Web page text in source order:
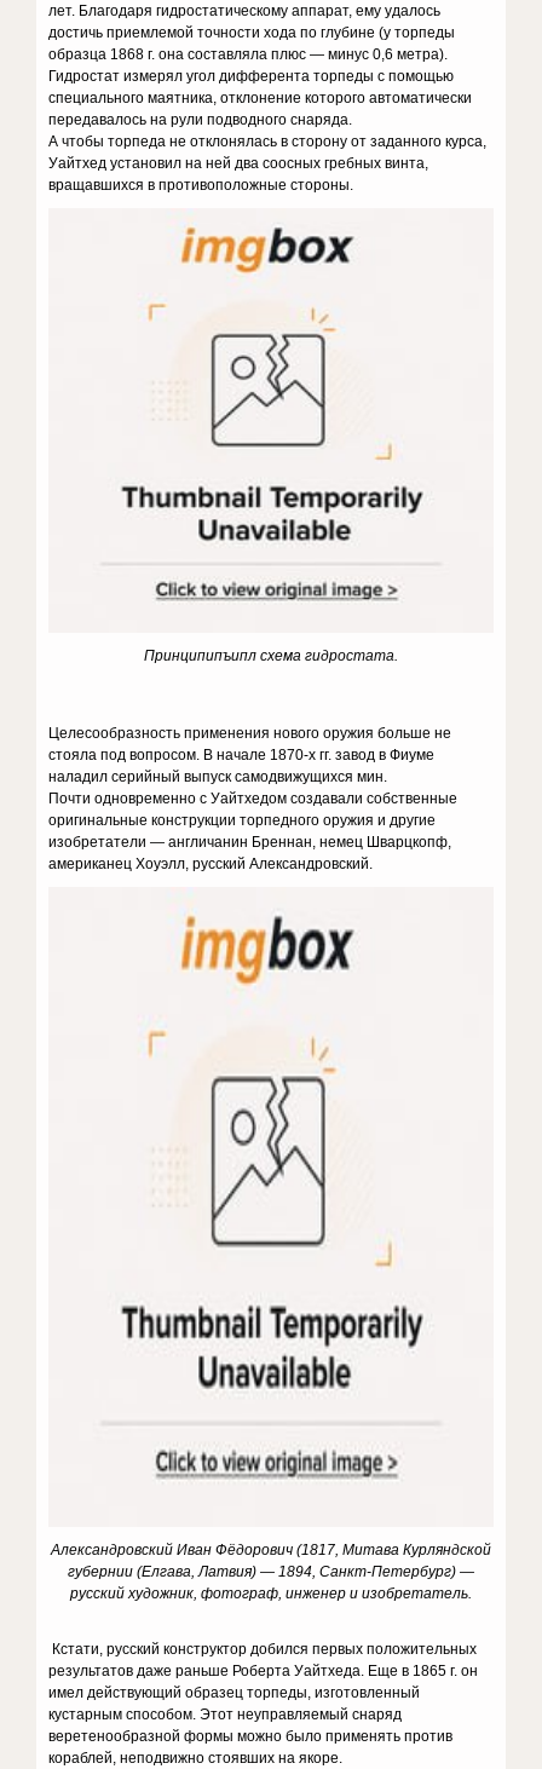
лет. Благодаря гидростатическому аппарат, ему удалось
достичь приемлемой точности хода по глубине (у торпеды
образца 1868 г. она составляла плюс — минус 0,6 метра).
Гидростат измерял угол дифферента торпеды с помощью
специального маятника, отклонение которого автоматически
передавалось на рули подводного снаряда.
А чтобы торпеда не отклонялась в сторону от заданного курса,
Уайтхед установил на ней два соосных гребных винта,
вращавшихся в противоположные стороны.
Принципипъипл схема гидростата.
Целесообразность применения нового оружия больше не
стояла под вопросом. В начале 1870-х гг. завод в Фиуме
наладил серийный выпуск самодвижущихся мин.
Почти одновременно с Уайтхедом создавали собственные
оригинальные конструкции торпедного оружия и другие
изобретатели — англичанин Бреннан, немец Шварцкопф,
американец Хоуэлл, русский Александровский.
Александровский Иван Фёдорович (1817, Митава Курляндской
губернии (Елгава, Латвия) — 1894, Санкт-Петербург) —
русский художник, фотограф, инженер и изобретатель.
Кстати, русский конструктор добился первых положительных
результатов даже раньше Роберта Уайтхеда. Еще в 1865 г. он
имел действующий образец торпеды, изготовленный
кустарным способом. Этот неуправляемый снаряд
веретенообразной формы можно было применять против
кораблей, неподвижно стоявших на якоре.